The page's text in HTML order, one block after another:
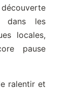
dans les
locales,
pause
ralentir et